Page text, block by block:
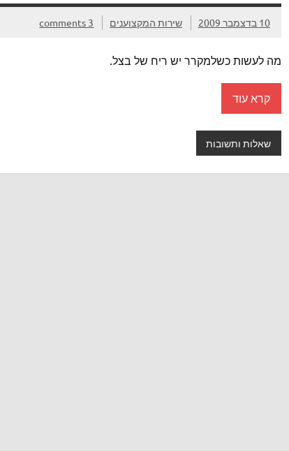
10 בדצמבר 2009 שירות המקצוענים 3 comments
מה לעשות כשלמקרר יש ריח של בצל.
קרא עוד
שאלות ותשובות